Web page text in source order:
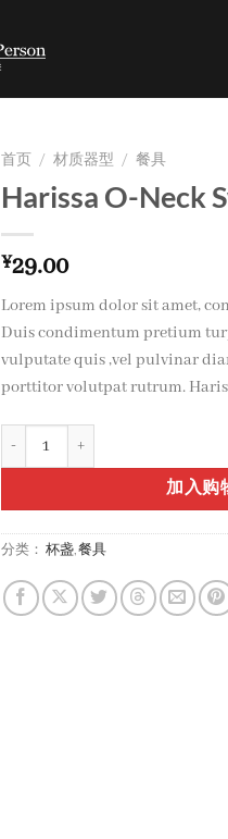
首页 / 材质器型 / 餐具
Harissa O-Neck
¥29.00
Lorem ipsum dolor sit amet,
Duis condimentum pretium
vulputate quis ,vel pulvinar
porttitor volutpat rutrum.
加入购
分类： 杯盏,餐具